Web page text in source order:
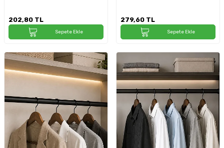
202,80 TL
Sepete Ekle
279,60 TL
Sepete Ekle